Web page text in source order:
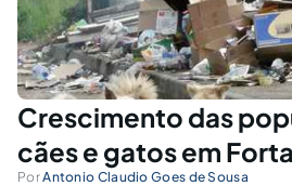
Crescimento das
cães e gatos em
PorAntonio Claudio Goes de Sousa